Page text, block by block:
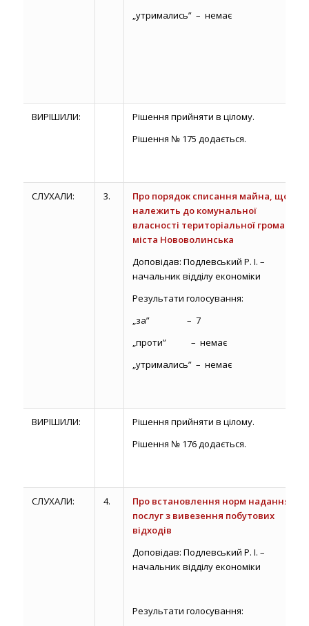
„утримались” – немає
ВИРІШИЛИ:
Рішення прийняти в цілому.
Рішення № 175 додається.
СЛУХАЛИ: 3.
Про порядок списання майна, що
належить до комунальної
власності територіальної громади
міста Нововолинська
Доповідав: Подлевський Р. І. –
начальник відділу економіки
Результати голосування:
„за” – 7
„проти” – немає
„утримались” – немає
ВИРІШИЛИ:
Рішення прийняти в цілому.
Рішення № 176 додається.
СЛУХАЛИ: 4.
Про встановлення норм надання
послуг з вивезення побутових
відходів
Доповідав: Подлевський Р. І. –
начальник відділу економіки
Результати голосування: